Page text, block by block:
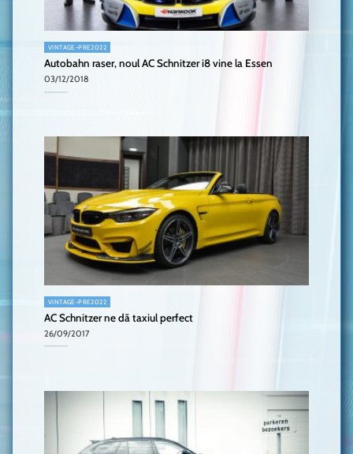
VINTAGE-PRE2022
Autobahn raser, noul AC Schnitzer i8 vine la Essen
03/12/2018
VINTAGE-PRE2022
AC Schnitzer ne dă taxiul perfect
26/09/2017